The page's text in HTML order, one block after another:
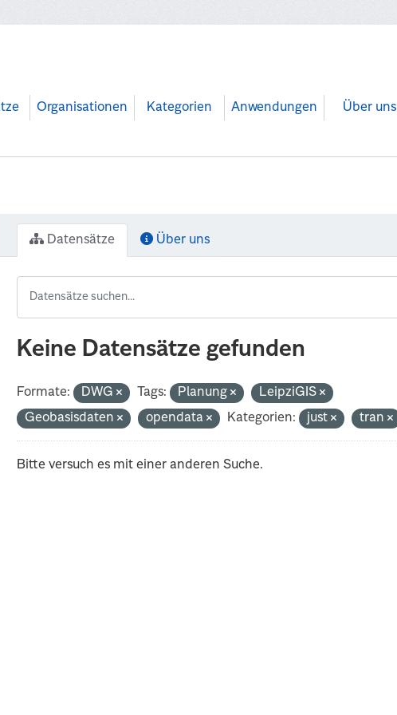
Organisationen Kategorien Anwendungen Über uns
Datensätze Über uns
Keine Datensätze gefunden
Formate: DWG Tags: Planung
LeipziGIS
Geobasisdaten
opendata Kategorien: just tran
Bitte versuch es mit einer anderen Suche.